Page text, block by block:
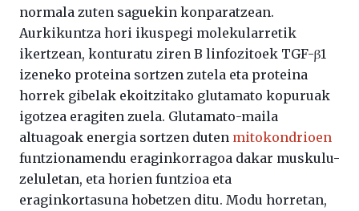
normala zuten saguekin konparatzean.
Aurkikuntza hori ikuspegi molekularretik
ikertzean, konturatu ziren B linfozitoek TGF-β1
izeneko proteina sortzen zutela eta proteina
horrek gibelak ekoitzitako glutamato kopuruak
igotzea eragiten zuela. Glutamato-maila
altuagoak energia sortzen duten mitokondrioen
funtzionamendu eraginkorragoa dakar muskulu-
zeluletan, eta horien funtzioa eta
eraginkortasuna hobetzen ditu. Modu horretan,